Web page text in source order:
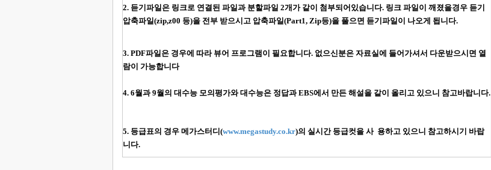
2. 듣기파일은 링크로 연결된 파일과 분할파일 2개가 같이 첨부되어있습니다. 링크 파일이 깨졌을경우 듣기
압축파일(zip,z00 등)을 전부 받으시고 압축파일(Part1, Zip등)을 풀으면 듣기파일이 나오게 됩니다.
3. PDF파일은 경우에 따라 뷰어 프로그램이 필요합니다. 없으신분은 자료실에 들어가셔서 다운받으시면 열
람이 가능합니다
4. 6월과 9월의 대수능 모의평가와 대수능은 정답과 EBS에서 만든 해설을 같이 올리고 있으니 참고바랍니다.
5. 등급표의 경우 메가스터디(www.megastudy.co.kr)의 실시간 등급컷을 사 용하고 있으니 참고하시기 바랍
니다.